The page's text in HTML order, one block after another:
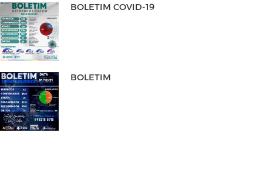
BOLETIM COVID-19
BOLETIM